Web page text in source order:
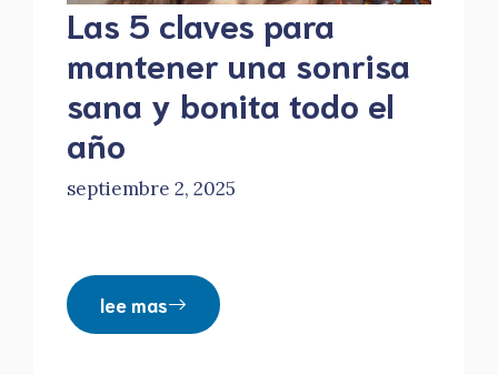
Las 5 claves para
mantener una sonrisa
sana y bonita todo el
año
septiembre 2, 2025
lee mas